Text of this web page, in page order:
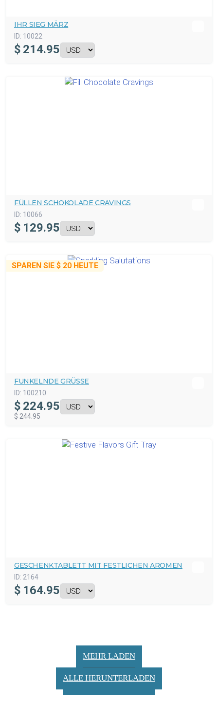
IHR SIEG MÄRZ
ID: 10022
$ 214.95
FÜLLEN SCHOKOLADE CRAVINGS
ID: 10066
$ 129.95
SPAREN SIE $ 20 HEUTE
FUNKELNDE GRÜSSE
ID: 100210
$ 224.95
$ 244.95
GESCHENKTABLETT MIT FESTLICHEN AROMEN
ID: 2164
$ 164.95
MEHR LADEN
ALLE HERUNTERLADEN